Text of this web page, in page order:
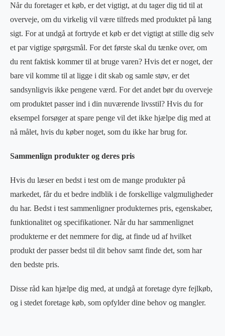
Når du foretager et køb, er det vigtigt, at du tager dig tid til at
overveje, om du virkelig vil være tilfreds med produktet på lang
sigt. For at undgå at fortryde et køb er det vigtigt at stille dig selv
et par vigtige spørgsmål. For det første skal du tænke over, om
du rent faktisk kommer til at bruge varen? Hvis det er noget, der
bare vil komme til at ligge i dit skab og samle støv, er det
sandsynligvis ikke pengene værd. For det andet bør du overveje
om produktet passer ind i din nuværende livsstil? Hvis du for
eksempel forsøger at spare penge vil det ikke hjælpe dig med at
nå målet, hvis du køber noget, som du ikke har brug for.
Sammenlign produkter og deres pris
Hvis du læser en bedst i test om de mange produkter på
markedet, får du et bedre indblik i de forskellige valgmuligheder
du har. Bedst i test sammenligner produkternes pris, egenskaber,
funktionalitet og specifikationer. Når du har sammenlignet
produkterne er det nemmere for dig, at finde ud af hvilket
produkt der passer bedst til dit behov samt finde det, som har
den bedste pris.
Disse råd kan hjælpe dig med, at undgå at foretage dyre fejlkøb,
og i stedet foretage køb, som opfylder dine behov og mangler.